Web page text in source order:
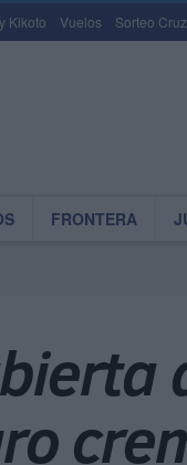
Kikoto Vuelos Sorteo
FRONTERA